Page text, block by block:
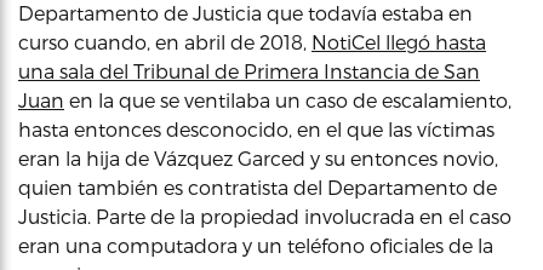
Departamento de Justicia que todavía estaba en
curso cuando, en abril de 2018, NotiCel llegó hasta
una sala del Tribunal de Primera Instancia de San
Juan en la que se ventilaba un caso de escalamiento,
hasta entonces desconocido, en el que las víctimas
eran la hija de Vázquez Garced y su entonces novio,
quien también es contratista del Departamento de
Justicia. Parte de la propiedad involucrada en el caso
eran una computadora y un teléfono oficiales de la